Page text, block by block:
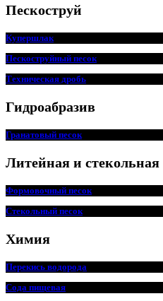
Пескоструй
Купершлак
Пескоструйный песок
Техническая дробь
Гидроабразив
Гранатовый песок
Литейная и
Формовочный песок
Стекольный песок
Химия
Перекись водорода
Сода пищевая